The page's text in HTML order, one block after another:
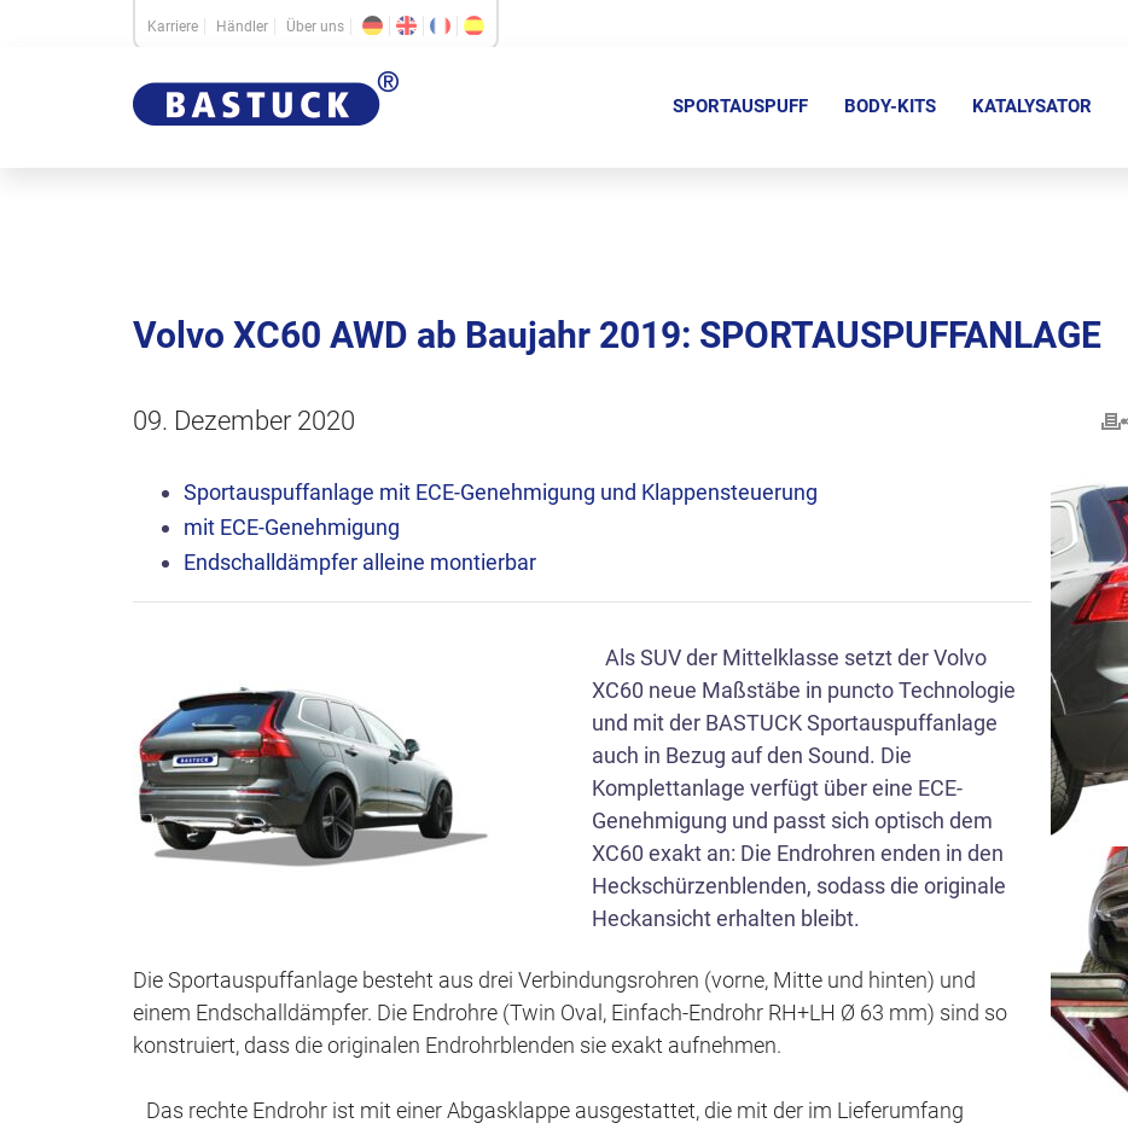
Karriere Händler Über uns
o
e
i
n
g
e
n
SPORTAUSPUFF BODY-KITS KATALYSATOR
Volvo XC60 AWD ab Baujahr 2019: SPORTAUSPUFFANLAGE
09. Dezember 2020
Sportauspuffanlage mit ECE-Genehmigung und Klappensteuerung
mit ECE-Genehmigung
Endschalldämpfer alleine montierbar
Als SUV der Mittelklasse setzt der Volvo
XC60 neue Maßstäbe in puncto Technologie
und mit der BASTUCK Sportauspuffanlage
auch in Bezug auf den Sound. Die
Komplettanlage verfügt über eine ECE-
Genehmigung und passt sich optisch dem
XC60 exakt an: Die Endrohren enden in den
Heckschürzenblenden, sodass die originale
Heckansicht erhalten bleibt.
Die Sportauspuffanlage besteht aus drei Verbindungsrohren (vorne, Mitte und hinten) und
einem Endschalldämpfer. Die Endrohre (Twin Oval, Einfach-Endrohr RH+LH Ø 63 mm) sind so
konstruiert, dass die originalen Endrohrblenden sie exakt aufnehmen.
Das rechte Endrohr ist mit einer Abgasklappe ausgestattet, die mit der im Lieferumfang